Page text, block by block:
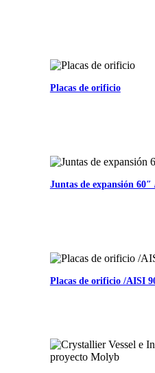
Placas de orificio
Juntas de expansión
Placas de orificio /AISI